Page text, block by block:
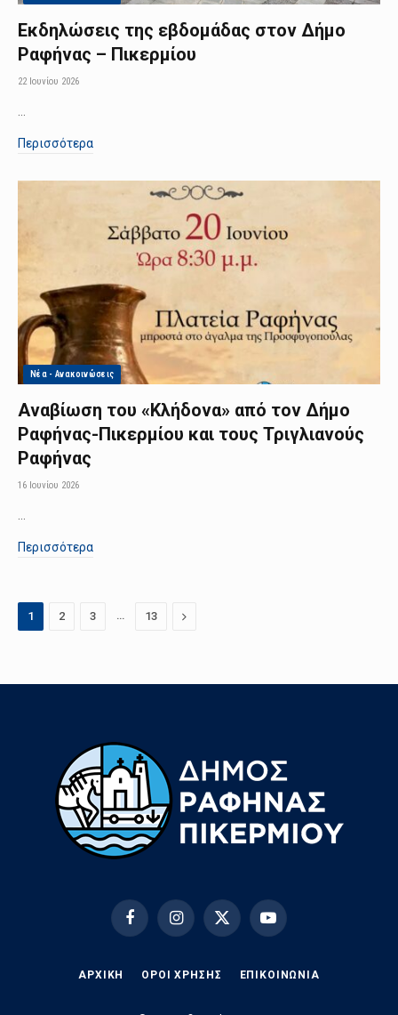
Εκδηλώσεις της εβδομάδας στον Δήμο
Ραφήνας – Πικερμίου
22 Ιουνίου 2026
Περισσότερα
Νέα - Ανακοινώσεις
Αναβίωση του «Κλήδονα» από τον Δήμο
Ραφήνας-Πικερμίου και τους Τριγλιανούς
Ραφήνας
16 Ιουνίου 2026
Περισσότερα
1 2 3 … 13 Next
FacebookInstagramX
YouTube
ΑΡΧΙΚΗ ΟΡΟΙ ΧΡΗΣΗΣ EΠΙΚΟΙΝΩΝΊΑ